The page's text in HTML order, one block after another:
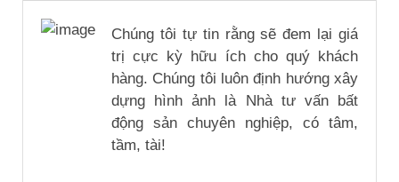
Chúng tôi tự tin rằng sẽ đem lại giá
trị cực kỳ hữu ích cho quý khách
hàng. Chúng tôi luôn định hướng xây
dựng hình ảnh là Nhà tư vấn bất
động sản chuyên nghiệp, có tâm,
tầm, tài!